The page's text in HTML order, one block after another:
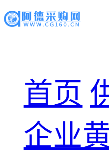
首页
企业